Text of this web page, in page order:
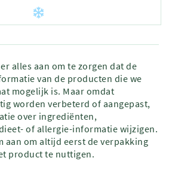
alles aan om te zorgen dat de
van de producten die we
mogelijk is. Maar omdat
worden verbeterd of aangepast,
over ingrediënten,
of allergie-informatie wijzigen.
aan om altijd eerst de verpakking
product te nuttigen.